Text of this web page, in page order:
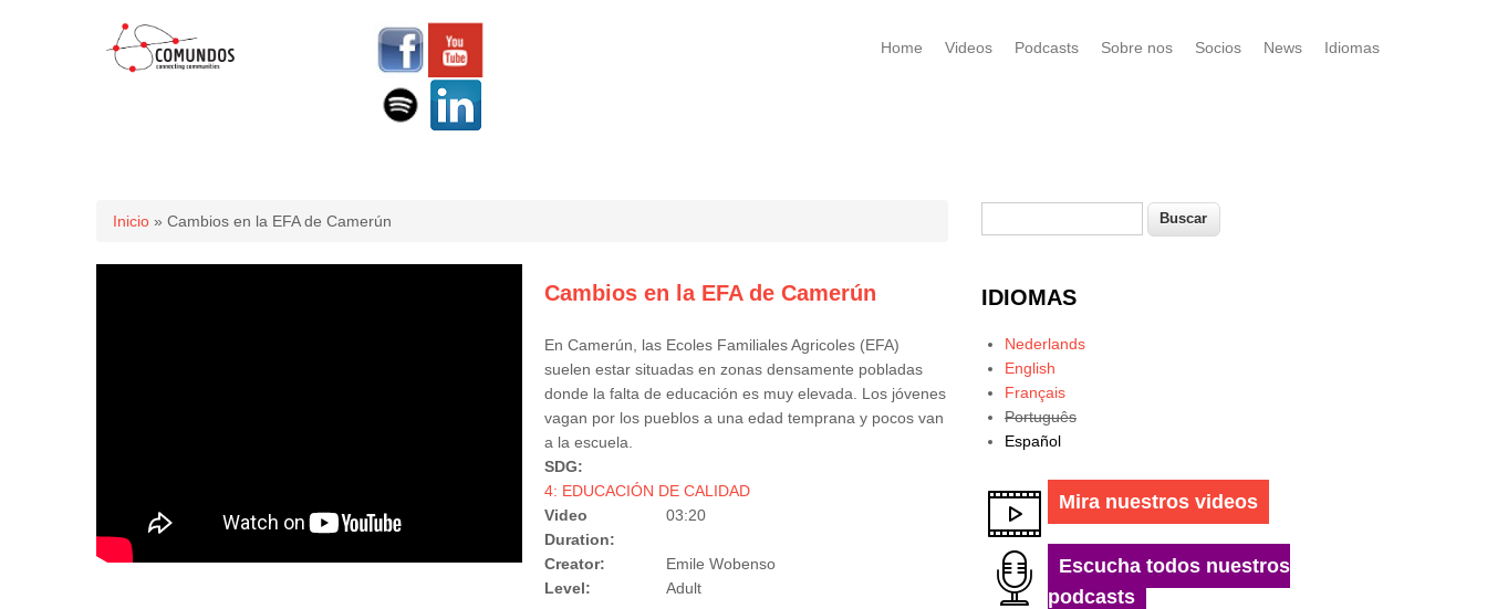
Home Videos Podcasts Sobre nos Socios News Idiomas
Usted está aquí
Inicio » Cambios en la EFA de Camerún
Cambios en la EFA de Camerún
En Camerún, las Ecoles Familiales Agricoles (EFA)
suelen estar situadas en zonas densamente pobladas
donde la falta de educación es muy elevada. Los jóvenes
vagan por los pueblos a una edad temprana y pocos van
a la escuela.
SDG:
4: EDUCACIÓN DE CALIDAD
Video
Duration:
03:20
Creator:
Emile Wobenso
Level:
Adult
Formulario de búsqueda
IDIOMAS
Nederlands
English
Français
Português
Español
Mira nuestros videos
Escucha todos nuestros
podcasts